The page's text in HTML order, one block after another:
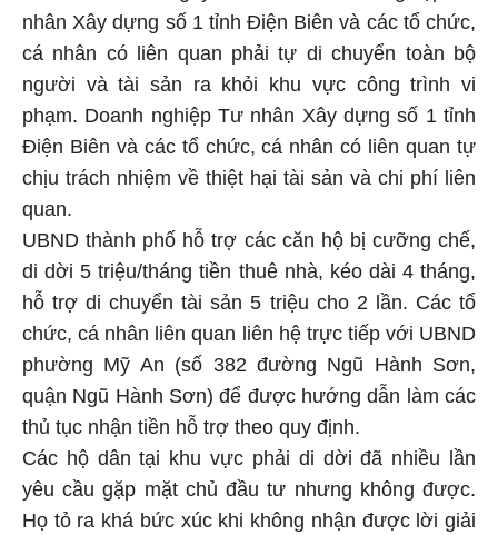
nhân Xây dựng số 1 tỉnh Điện Biên và các tổ chức,
cá nhân có liên quan phải tự di chuyển toàn bộ
người và tài sản ra khỏi khu vực công trình vi
phạm. Doanh nghiệp Tư nhân Xây dựng số 1 tỉnh
Điện Biên và các tổ chức, cá nhân có liên quan tự
chịu trách nhiệm về thiệt hại tài sản và chi phí liên
quan.
UBND thành phố hỗ trợ các căn hộ bị cưỡng chế,
di dời 5 triệu/tháng tiền thuê nhà, kéo dài 4 tháng,
hỗ trợ di chuyển tài sản 5 triệu cho 2 lần. Các tổ
chức, cá nhân liên quan liên hệ trực tiếp với UBND
phường Mỹ An (số 382 đường Ngũ Hành Sơn,
quận Ngũ Hành Sơn) để được hướng dẫn làm các
thủ tục nhận tiền hỗ trợ theo quy định.
Các hộ dân tại khu vực phải di dời đã nhiều lần
yêu cầu gặp mặt chủ đầu tư nhưng không được.
Họ tỏ ra khá bức xúc khi không nhận được lời giải